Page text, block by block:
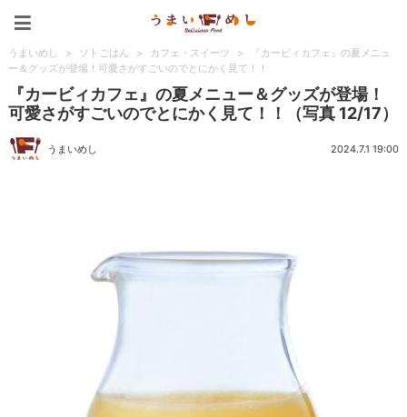
うまいめし > ソトごはん > カフェ・スイーツ >
『カービィカフェ』の夏メニュ
ー＆グッズが登場！可愛さがすごいのでとにかく見て！！
『カービィカフェ』の夏メニュー＆グッズが登場！
可愛さがすごいのでとにかく見て！！（写真 12/17）
うまいめし 2024.7.1 19:00